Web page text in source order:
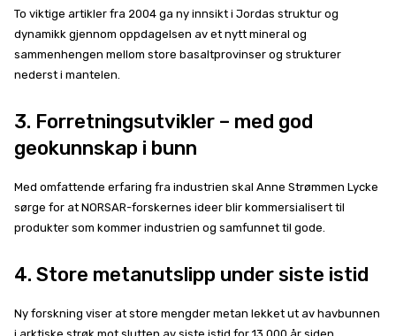
To viktige artikler fra 2004 ga ny innsikt i Jordas struktur og
dynamikk gjennom oppdagelsen av et nytt mineral og
sammenhengen mellom store basaltprovinser og strukturer
nederst i mantelen.
3. Forretningsutvikler – med god
geokunnskap i bunn
Med omfattende erfaring fra industrien skal Anne Strømmen Lycke
sørge for at NORSAR-forskernes ideer blir kommersialisert til
produkter som kommer industrien og samfunnet til gode.
4. Store metanutslipp under siste istid
Ny forskning viser at store mengder metan lekket ut av havbunnen